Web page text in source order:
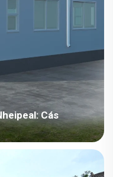
Cás
na Néipeal go
chun réitigh